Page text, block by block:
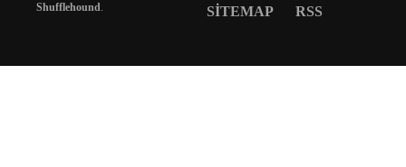
Shufflehound. SITEMAP RSS